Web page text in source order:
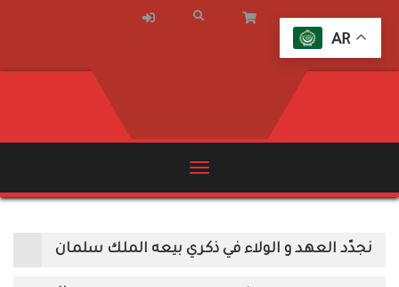
نجدّد العهد و الولاء في ذكري بيعه الملك سلمان
AR